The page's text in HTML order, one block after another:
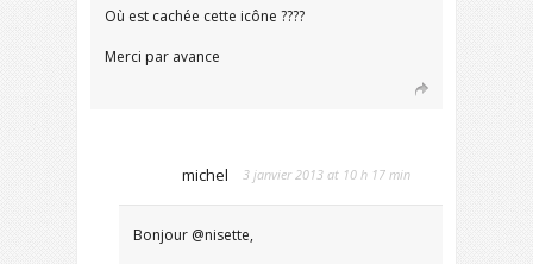
Où est cachée cette icône ????
Merci par avance
michel 3 janvier 2013 at 10 h 17 min
Bonjour @nisette,